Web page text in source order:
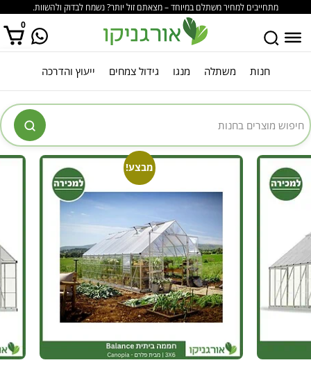
מתחייבים למחיר משתלם במיוחד – מצאתם זול יותר? נשמח לבדוק ולהשוות.
0
אין מוצרים בסל הקניות. חנות משתלה מנגו גידול צמחים ייעוץ והדרכה
מבצע!